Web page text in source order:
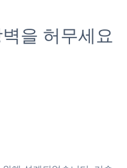
을 허무세요